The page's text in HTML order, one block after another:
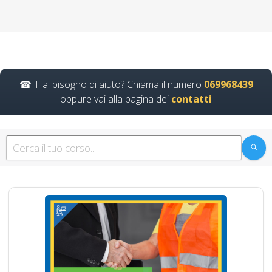
Formazione
avanzata sulle
normative per la
sicurezza nei cantieri
Quali sono le competenze
informatiche richieste per
partecipare al corso di
aggiornamento…
Continua
Hai bisogno di aiuto? Chiama il numero 069968439
oppure vai alla pagina dei contatti